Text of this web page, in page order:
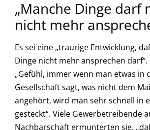
„Manche Dinge darf
nicht mehr
Es sei eine „traurige Entwicklung,
Dinge nicht mehr ansprechen darf“.
„Gefühl, immer wenn man etwas in
Gesellschaft sagt, was nicht dem
angehört, wird man sehr schnell in
gesteckt“. Viele Gewerbetreibende
Nachbarschaft ermunterten sie,